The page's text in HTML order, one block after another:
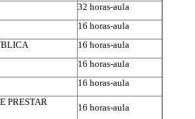
32 horas-aula
16 horas-aula
16 horas-aula
16 horas-aula
16 horas-aula
PRESTAR
16 horas-aula